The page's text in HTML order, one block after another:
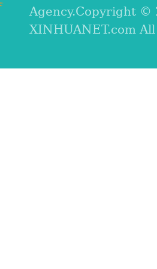
Agency.Copyright ©
XINHUANET.com